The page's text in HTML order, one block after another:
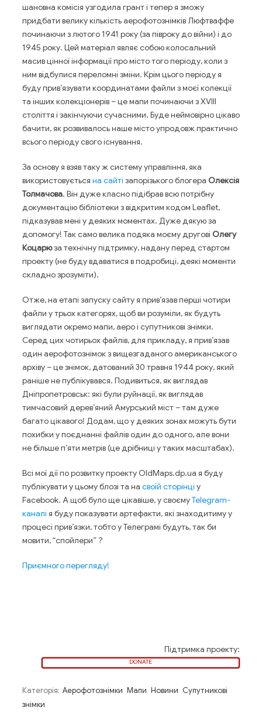
шановна комісія узгодила грант і тепер я зможу
придбати велику кількість аерофотознімків Люфтваффе
починаючи з лютого 1941 року (за півроку до війни) і до
1945 року. Цей матеріал являє собою колосальний
масив цінної інформації про місто того періоду, коли з
ним відбулися переломні зміни. Крім цього періоду я
буду прив’язувати координатами файли з моєї колекції
та інших колекціонерів – це мапи починаючи з XVIII
століття і закінчуючи сучасними. Буде неймовірно цікаво
бачити, як розвивалось наше місто упродовж практично
всього періоду свого існування.
За основу я взяв таку ж систему управління, яка
використовується на сайті запорізького блогера Олексія
Толмачова. Він дуже класно підібрав всю потрібну
документацію бібліотеки з відкритим кодом Leaflet,
підказував мені у деяких моментах. Дуже дякую за
допомогу! Так само велика подяка моєму другові Олегу
Коцарюза технічну підтримку, надану перед стартом
проекту (не буду вдаватися в подробиці, деякі моменти
складно зрозуміти).
Отже, на етапі запуску сайту я прив’язав перші чотири
файли у трьох категорях, щоб ви розуміли, як будуть
виглядати окремо мапи, аеро і супутникові знімки.
Серед цих чотирьох файлів, для прикладу, я прив’язав
один аерофотознімок з вищезгаданого американського
архіву – це знімок, датований 30 травня 1944 року, який
раніше не публікувався. Подивиться, як виглядав
Дніпропетровськ: які були руйнації, як виглядав
тимчасовий дерев’яний Амурський міст – там дуже
багато цікавого! Додам, що у деяких зонах можуть бути
похибки у поєднанні файлів один до одного, але вони
не більше п’яти метрів (це дрібниці у таких масштабах).
Всі мої дії по розвитку проекту OldMaps.dp.ua я буду
публікувати у цьому блозі та на своїй сторінці у
Facebook. А щоб було ще цікавіше, у своємуTelegram-
каналі я буду показувати артефакти, які знаходитиму у
процесі прив’язки, тобто у Телеграмі будуть, так би
мовити, “спойлери” ?
Приємного перегляду!
Підтримка проекту:
DONATE
Категорія: Аерофотознімки Мапи Новини Супутникові
знімки